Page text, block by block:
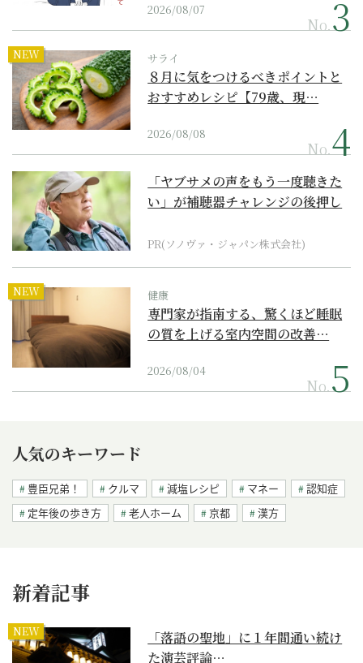
2026/08/07
No.
NEW サライ
８月に気をつけるべきポイントと
おすすめレシピ【79歳、現…
2026/08/08
No.
「ヤブサメの声をもう一度聴きた
い」が補聴器チャレンジの後押し
PR(ソノヴァ・ジャパン株式会社)
NEW 健康
専門家が指南する、驚くほど睡眠
の質を上げる室内空間の改善…
2026/08/04
No.
人気のキーワード
豊臣兄弟！ クルマ 減塩レシピ マネー
認知症
定年後の歩き方
老人ホーム 京都 漢方
新着記事
NEW
「落語の聖地」に１年間通い続け
た演芸評論…